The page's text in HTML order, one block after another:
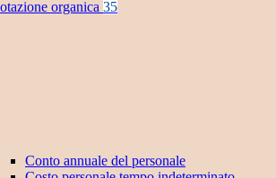
organica 35
Conto annuale del personale